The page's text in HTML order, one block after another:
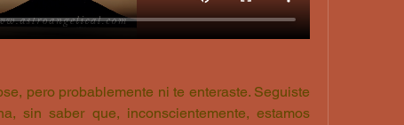
pero probablemente ni te enteraste. Seguiste
sin saber que, inconscientemente, estamos